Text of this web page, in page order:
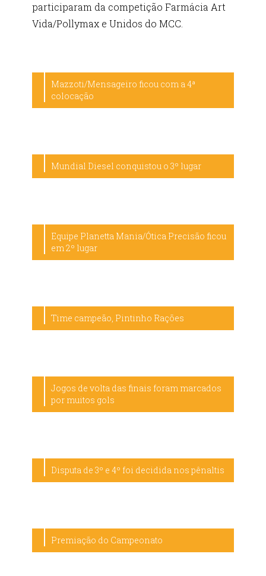
participaram da competição Farmácia Art
Vida/Pollymax e Unidos do MCC.
Mazzoti/Mensageiro ficou com a 4ª
colocação
Mundial Diesel conquistou o 3º lugar
Equipe Planetta Mania/Ótica Precisão ficou
em 2º lugar
Time campeão, Pintinho Rações
Jogos de volta das finais foram marcados
por muitos gols
Disputa de 3º e 4º foi decidida nos pênaltis
Premiação do Campeonato